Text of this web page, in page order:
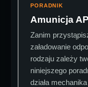
PORADNIK
Amunicja
Zanim
załadowanie
rodzaju zależy
niniejszego
działa